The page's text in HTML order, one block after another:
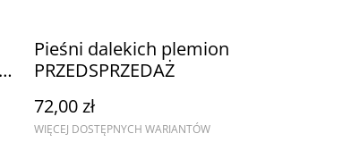
Pieśni dalekich plemion
PRZEDSPRZEDAŻ
72,00 zł
WIĘCEJ DOSTĘPNYCH WARIANTÓW